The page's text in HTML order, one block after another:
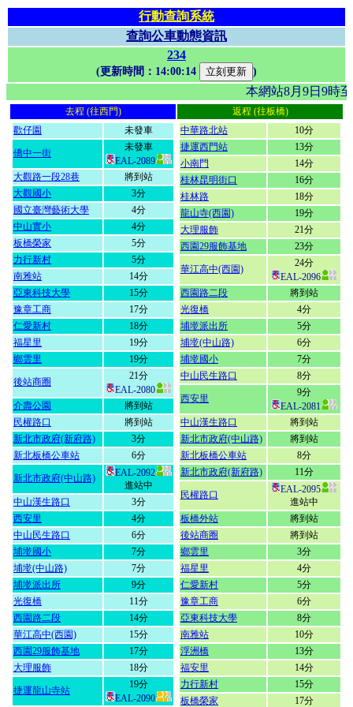
行動查詢系統
查詢公車動態資訊
234
(更新時間： 14:00:14 )
本網站8月9日9
去程 (往西門)
返程 (往板橋)
歡仔園
未發車
僑中一街
未發車
EAL-2089
大觀路一段28巷
將到站
大觀國小
3分
國立臺灣藝術大學
4分
中山實小
4分
板橋榮家
5分
力行新村
5分
南雅站
14分
亞東科技大學
15分
豫章工商
17分
仁愛新村
18分
福星里
19分
鄉雲里
19分
後站商圈
21分
EAL-2080
介壽公園
將到站
民權路口
將到站
新北市政府(新府路)
3分
新北板橋公車站
6分
新北市政府(中山路)
EAL-2092
進站中
中山漢生路口
3分
西安里
4分
中山民生路口
6分
埔墘國小
7分
埔墘(中山路)
7分
埔墘派出所
9分
光復橋
11分
西園路二段
14分
華江高中(西園)
15分
西園29服飾基地
17分
大理服飾
18分
捷運龍山寺站
19分
EAL-2090
中華路北站
10分
捷運西門站
13分
小南門
14分
桂林昆明街口
16分
桂林路
18分
龍山寺(西園)
19分
大理服飾
21分
西園29服飾基地
23分
華江高中(西園)
24分
EAL-2096
西園路二段
將到站
光復橋
4分
埔墘派出所
5分
埔墘(中山路)
6分
埔墘國小
7分
中山民生路口
8分
西安里
9分
EAL-2081
中山漢生路口
將到站
新北市政府(中山路)
將到站
新北板橋公車站
8分
新北市政府(新府路)
11分
民權路口
EAL-2095
進站中
板橋外站
將到站
後站商圈
將到站
鄉雲里
3分
福星里
4分
仁愛新村
5分
豫章工商
6分
亞東科技大學
8分
南雅站
10分
浮洲橋
13分
福安里
14分
力行新村
15分
板橋榮家
17分